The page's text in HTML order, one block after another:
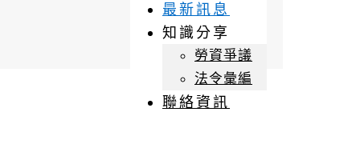
最新訊息
知識分享
勞資爭議
法令彙編
聯絡資訊